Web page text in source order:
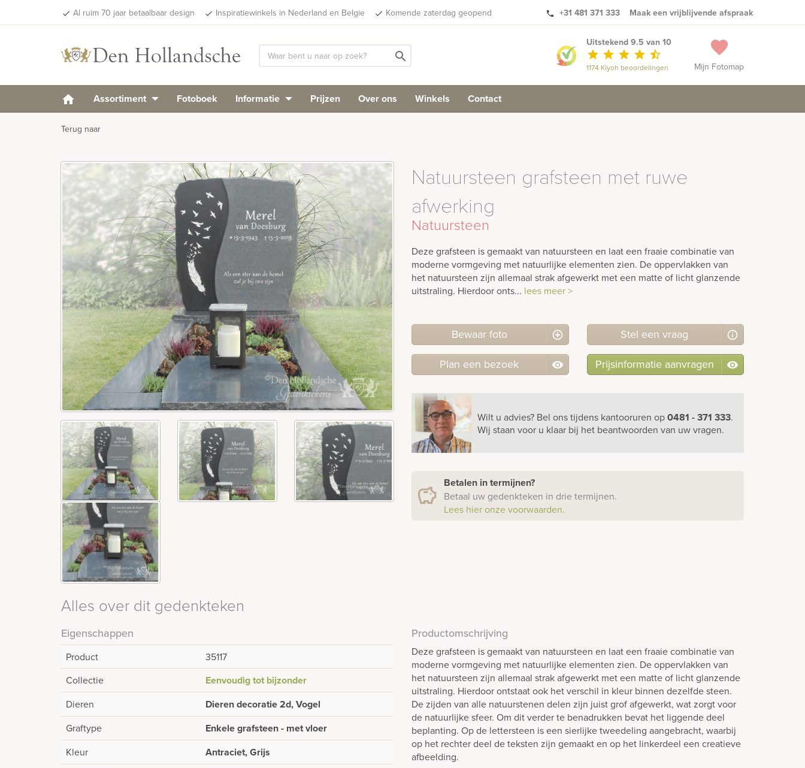
done Al ruim 70 jaar betaalbaar design done Inspiratiewinkels in Nederland en Belgie done Komende zaterdag geopend phone +31 481 371 333 Maak een vrijblijvende afspraak
search favorite
Mijn Fotomap
Uitstekend 9.5 van 10
star star star star star_half
1174 Kiyoh beoordelingen
Assortiment Fotoboek Informatie Prijzen Over ons Winkels Contact
Terug naar
Natuursteen grafsteen met ruwe
afwerking
Natuursteen
Deze grafsteen is gemaakt van natuursteen en laat een fraaie combinatie van
moderne vormgeving met natuurlijke elementen zien. De oppervlakken van
het natuursteen zijn allemaal strak afgewerkt met een matte of licht glanzende
uitstraling. Hierdoor onts... lees meer >
Bewaar foto Stel een vraag
Plan een bezoek Prijsinformatie aanvragen
Wilt u advies? Bel onstijdens kantooruren op0481 - 371 333.
Wij staan voor u klaar bij het beantwoorden van uw vragen.
Betalen in termijnen?
Betaal uw gedenkteken in drie termijnen.
Lees hier onze voorwaarden.
Alles over dit gedenkteken
Eigenschappen
Product
35117
Collectie
Eenvoudig tot bijzonder
Dieren Dieren decoratie 2d, Vogel
Graftype Enkele grafsteen - met vloer
Kleur Antraciet, Grijs
Productomschrijving
Deze grafsteen is gemaakt van natuursteen en laat een fraaie combinatie van
moderne vormgeving met natuurlijke elementen zien. De oppervlakken van
het natuursteen zijn allemaal strak afgewerkt met een matte of licht glanzende
uitstraling. Hierdoor ontstaat ook het verschil in kleur binnen dezelfde steen.
De zijden van alle natuurstenen delen zijn juist grof afgewerkt, wat zorgt voor
de natuurlijke sfeer. Om dit verder te benadrukken bevat het liggende deel
beplanting. Op de lettersteen is een sierlijke tweedeling aangebracht, waarbij
op het rechter deel de teksten zijn gemaakt en op het linkerdeel een creatieve
afbeelding.